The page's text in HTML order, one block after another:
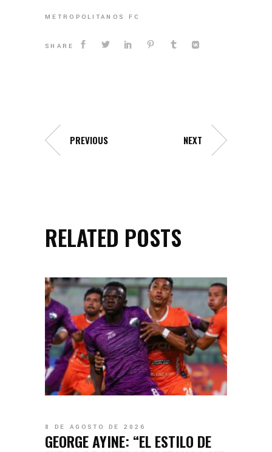
METROPOLITANOS FC
SHARE
PREVIOUS NEXT
RELATED POSTS
8 DE AGOSTO DE 2026
GEORGE AYINE: “EL ESTILO DE